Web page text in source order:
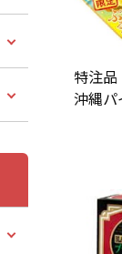
特注品
沖縄パ